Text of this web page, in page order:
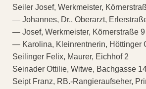
Seiler Josef, Werkmeister,
— Johannes, Dr., Oberarzt,
— Josef, Werkmeister, Körnerstraße 9
— Karolina, Kleinrentnerin, Höttinger
Seilinger Felix, Maurer, Eichhof 2
Seinader Ottilie, Witwe, Bachgasse
Seipt Franz, RB.-Rangieraufseher,